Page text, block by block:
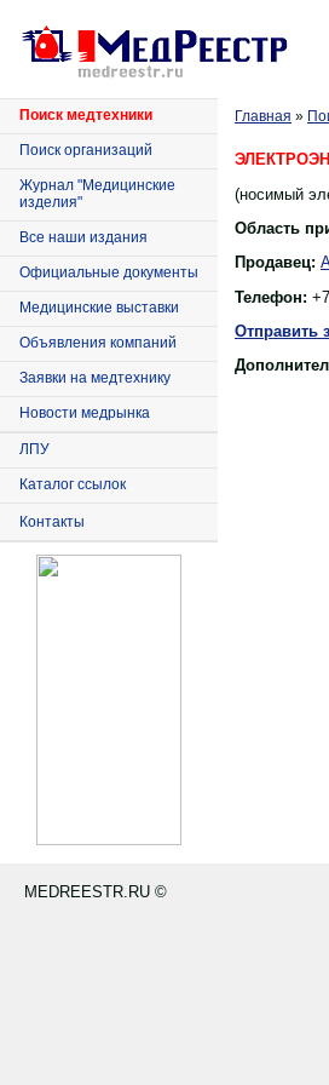
Поиск медтехники
Поиск организаций
Журнал "Медицинские
изделия"
Все наши издания
Официальные документы
Медицинские выставки
Объявления компаний
Заявки на медтехнику
Новости медрынка
ЛПУ
Каталог ссылок
Контакты
Главная »
(носимый
Область
Продавец:
Телефон:
Отправить
MEDREESTR.RU ©